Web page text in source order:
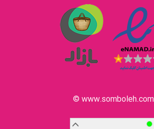
www.somboleh.com ©